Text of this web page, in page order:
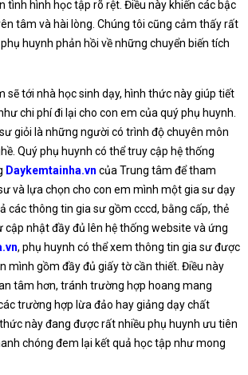
tình hình học tập rõ rệt. Điều này khiến các bậc
tâm và hài lòng. Chúng tôi cũng cảm thấy rất
huynh phản hồi về những chuyển biến tích
sẽ tới nhà học sinh dạy, hình thức này giúp tiết
chi phí đi lại cho con em của quý phụ huynh.
giỏi là những người có trình độ chuyên môn
Quý phụ huynh có thể truy cập hệ thống
Daykemtainha.vn của Trung tâm để tham
và lựa chọn cho con em mình một gia sư dạy
các thông tin gia sư gồm cccd, bằng cấp, thẻ
cập nhật đầy đủ lên hệ thống website và ứng
, phụ huynh có thể xem thông tin gia sư được
mình gồm đầy đủ giấy tờ cần thiết. Điều này
tâm hơn, tránh trường hợp hoang mang
trường hợp lừa đảo hay giảng dạy chất
này đang được rất nhiều phụ huynh ưu tiên
chóng đem lại kết quả học tập như mong